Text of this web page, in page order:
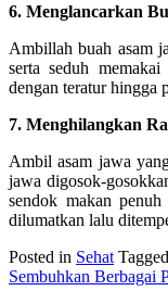
6. Menglancarkan
Ambillah buah asam
serta seduh
dengan teratur hingga
7. Menghilangkan
Ambil asam jawa
jawa digosok-
sendok makan
dilumatkan lalu
Posted in Sehat Tagged
Sembuhkan Berbagai